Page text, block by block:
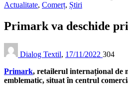
Actualitate, Comerț, Știri
Primark va deschide
Dialog Textil, 17/11/2022 304
Primark, retailerul internațional de
emblematic, situat în centrul